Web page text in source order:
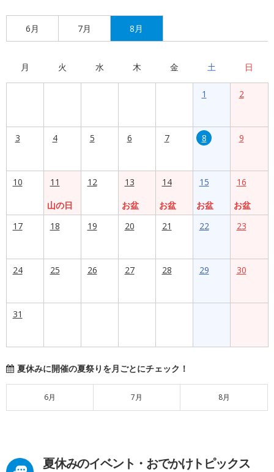
6月 7月 8月
月 火 水 木 金 土 日
1 2
3 4 5 6 7 8 9
10
11
山の日
12
13
お盆
14
お盆
15
お盆
16
お盆
17
18 19 20 21 22 23
24 25 26 27 28 29 30
31
夏休みに開催の夏祭りを月ごとにチェック！
6月 7月 8月
夏休みのイベント・おでかけトピックス